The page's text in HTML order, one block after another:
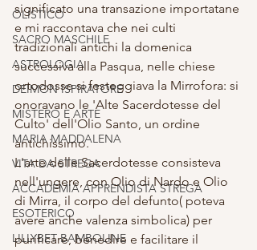
OLISTICO
SACRO MASCHILE
ASTROLOGIA
DEIMON ISPIRATORE
MISTERO E ARTE
MARIA MADDALENA
VITA DA STREGA
ACCADEMIA APPRENDISTA STREGA
ESOTERICO
LILLYBET BAMBOLINE
significato una transazione importatane
e mi raccontava che nei culti
tradizionali antichi la domenica
successiva alla Pasqua, nelle chiese
ortodosse si festeggiava la Mirrofora: si
onoravano le 'Alte Sacerdotesse del
Culto' dell'Olio Santo, un ordine
antichissimo.
L'arte delle Sacerdotesse consisteva
nell'ungere, con Olio di Nardo e Olio
di Mirra, il corpo del defunto( poteva
avere anche valenza simbolica) per
purificare, benedire e facilitare il